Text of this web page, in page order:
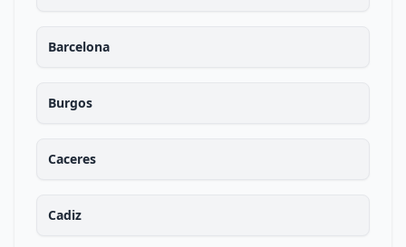
Barcelona
Burgos
Caceres
Cadiz